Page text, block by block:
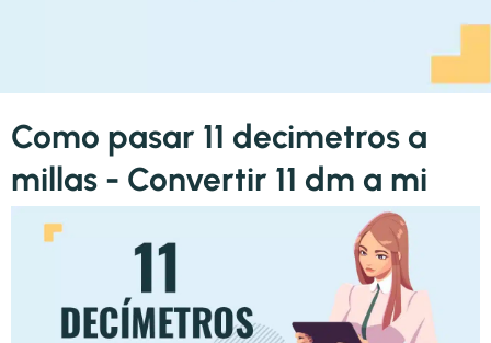
Como pasar 11 decimetros a
millas - Convertir 11 dm a mi